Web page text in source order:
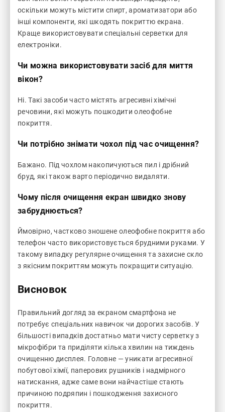
оскільки можуть містити спирт, ароматизатори або
інші компоненти, які шкодять покриттю екрана.
Краще використовувати спеціальні серветки для
електроніки.
Чи можна використовувати засіб для миття
вікон?
Ні. Такі засоби часто містять агресивні хімічні
речовини, які можуть пошкодити олеофобне
покриття.
Чи потрібно знімати чохол під час очищення?
Бажано. Під чохлом накопичуються пил і дрібний
бруд, які також варто періодично видаляти.
Чому після очищення екран швидко знову
забруднюється?
Ймовірно, частково зношене олеофобне покриття або
телефон часто використовується брудними руками. У
такому випадку регулярне очищення та захисне скло
з якісним покриттям можуть покращити ситуацію.
Висновок
Правильний догляд за екраном смартфона не
потребує спеціальних навичок чи дорогих засобів. У
більшості випадків достатньо мати чисту серветку з
мікрофібри та приділяти кілька хвилин на тиждень
очищенню дисплея. Головне — уникати агресивної
побутової хімії, паперових рушників і надмірного
натискання, адже саме вони найчастіше стають
причиною подряпин і пошкодження захисного
покриття.